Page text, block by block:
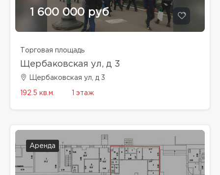
1 600 000 руб
Торговая площадь
Щербаковская ул, д 3
Щербаковская ул, д 3
192.5 кв.м. 1 этаж
Аренда